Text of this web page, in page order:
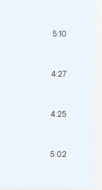
5:10
4:27
4:25
5:02